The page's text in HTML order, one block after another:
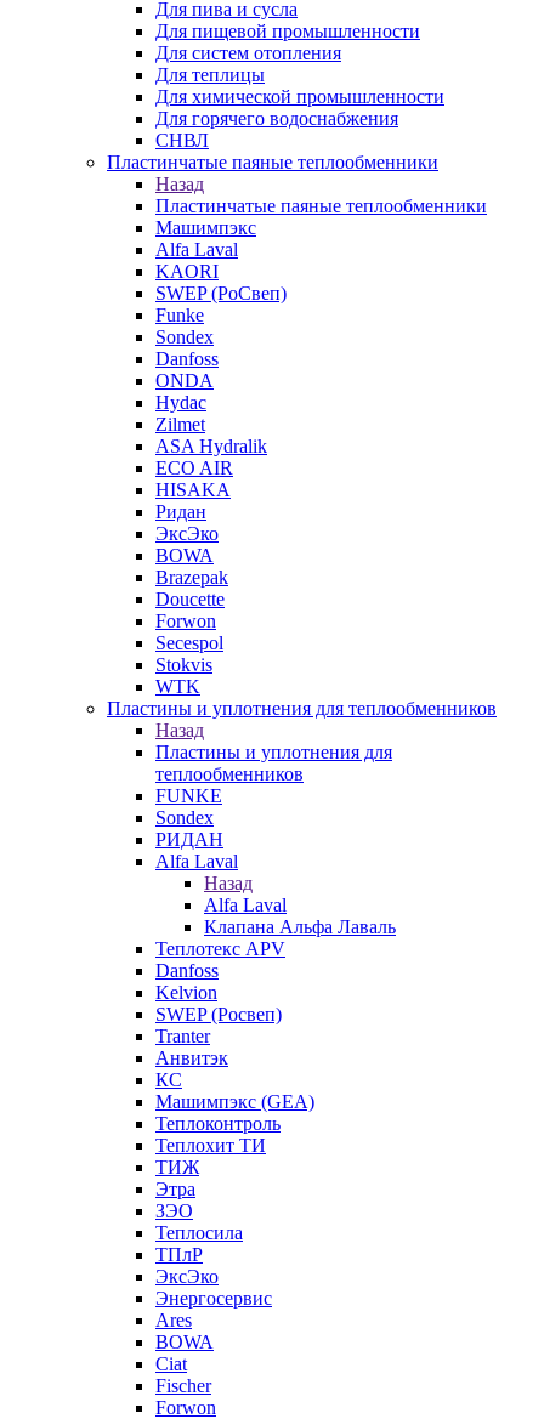
Для пива и сусла
Для пищевой промышленности
Для систем отопления
Для теплицы
Для химической промышленности
Для горячего водоснабжения
СНВЛ
Пластинчатые паяные теплообменники
Назад
Пластинчатые паяные теплообменники
Машимпэкс
Alfa Laval
KAORI
SWEP (РоСвеп)
Funke
Sondex
Danfoss
ONDA
Hydac
Zilmet
ASA Hydralik
ECO AIR
HISAKA
Ридан
ЭксЭко
BOWA
Brazepak
Doucette
Forwon
Secespol
Stokvis
WTK
Пластины и уплотнения для теплообменников
Назад
Пластины и уплотнения для
теплообменников
FUNKE
Sondex
РИДАН
Alfa Laval
Назад
Alfa Laval
Клапана Альфа Лаваль
Теплотекс APV
Danfoss
Kelvion
SWEP (Росвеп)
Tranter
Анвитэк
КС
Машимпэкс (GEA)
Теплоконтроль
Теплохит ТИ
ТИЖ
Этра
ЗЭО
Теплосила
ТПлР
ЭксЭко
Энергосервис
Ares
BOWA
Ciat
Fischer
Forwon